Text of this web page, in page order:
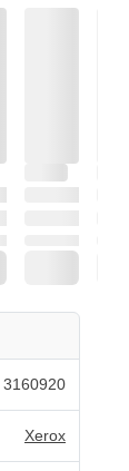
3160920
Xerox